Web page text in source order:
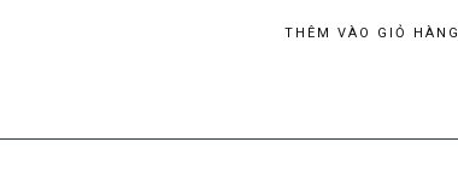
THÊM VÀO GIỎ HÀNG